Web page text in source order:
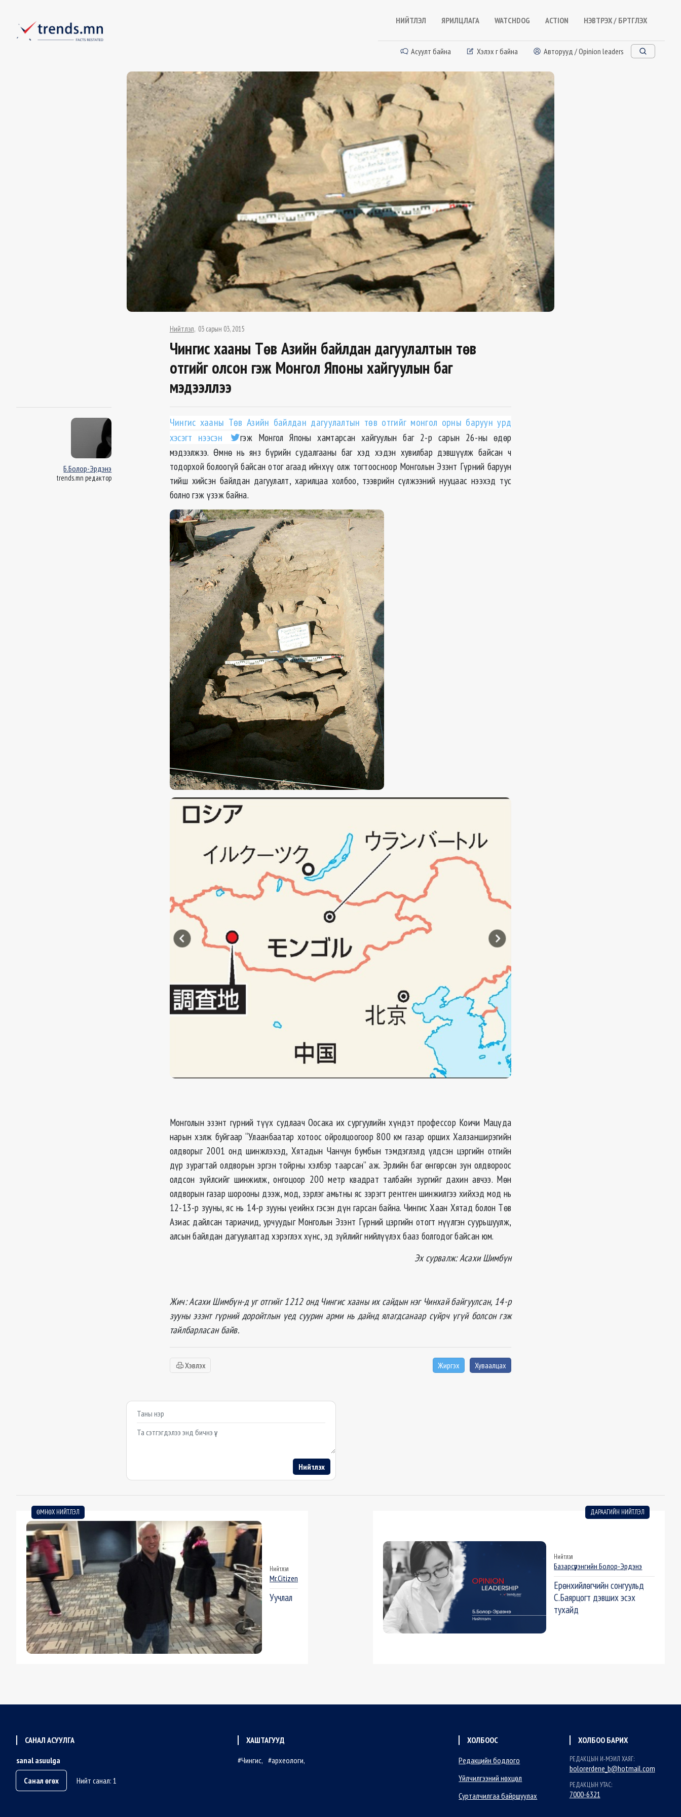
НИЙТЛЭЛ ЯРИЛЦЛАГА WATCHDOG ACTION НЭВТРЭХ / БҮРТГҮҮЛЭХ
Асуулт байна Хэлэх үг байна Авторууд / Opinion leaders
Нийтлэл 03 сарын 03, 2015
Чингис хааны Төв Азийн байлдан дагуулалтын төв
отгийг олсон гэж Монгол Японы хайгуулын баг
мэдээллээ
Б.Болор-Эрдэнэ
trends.mn редактор
Чингис хааны Төв Азийн байлдан дагуулалтын төв отгийг монгол орны баруун урд
хэсэгт нээсэн
гэж Монгол Японы хамтарсан хайгуулын баг 2-р сарын 26-ны өдөр
мэдээлжээ. Өмнө нь янз бүрийн судалгааны баг хэд хэдэн хувилбар дэвшүүлж байсан ч
тодорхой болоогүй байсан отог агаад ийнхүү олж тогтоосноор Монголын Эзэнт Гүрний баруун
тийш хийсэн байлдан дагуулалт, харилцаа холбоо, тээврийн сүлжээний нууцаас нээхэд тус
болно гэж үзэж байна.
Монголын эзэнт гүрний түүх судлаач Оосака их сургуулийн хүндэт профессор Коичи Мацүда
нарын хэлж буйгаар “Улаанбаатар хотоос ойролцоогоор 800 км газар орших Халзанширэгийн
олдворыг 2001 онд шинжлэхэд, Хятадын Чанчун бумбын тэмдэглэлд үлдсэн цэргийн отгийн
дүр зурагтай олдворын эргэн тойрны хэлбэр таарсан” аж. Эрлийн баг өнгөрсөн зун олдвороос
олдсон зүйлсийг шинжилж, онгоцоор 200 метр квадрат талбайн зургийг дахин авчээ. Мөн
олдворын газар шорооны дээж, мод, зэрлэг амьтны яс зэрэгт рентген шинжилгээ хийхэд мод нь
12-13-р зууны, яс нь 14-р зууны үеийнх гэсэн дүн гарсан байна. Чингис Хаан Хятад болон Төв
Азиас дайлсан тариачид, урчуудыг Монголын Эзэнт Гүрний цэргийн отогт нүүлгэн суурьшуулж,
алсын байлдан дагуулалтад хэрэглэх хүнс, эд зүйлийг нийлүүлэх бааз болгодог байсан юм.
Эх сурвалж: Асахи Шимбүн
Жич: Асахи Шимбүн-д уг отгийг 1212 онд Чингис хааны их сайдын нэг Чинхай байгуулсан, 14-р
зууны эзэнт гүрний доройтлын үед суурин арми нь дайнд ялагдсанаар сүйрч үгүй болсон гэж
тайлбарласан байв.
Хэвлэх Жиргэх Хуваалцах
Сэтгэгдэл бичих
Example textarea
Нийтлэх
ӨМНӨХ НИЙТЛЭЛ
Нийтлэл
Mr.Citizen
Уучлал
ДАРААГИЙН НИЙТЛЭЛ
Нийтлэл
Базарсүрэнгийн Болор-Эрдэнэ
Ерөнхийлөгчийн сонгуульд
С.Баярцогт дэвших эсэх
тухайд
САНАЛ АСУУЛГА
sanal asuulga
Санал өгөх
Нийт санал: 1
ХАШТАГУУД
Чингис
археологи
ХОЛБООС
Редакцийн бодлого
Үйлчилгээний нөхцөл
Сурталчилгаа байршуулах
ХОЛБОО БАРИХ
РЕДАКЦЫН И-МЭИЛ ХАЯГ:
bolorerdene_b@hotmail.com
РЕДАКЦЫН УТАС:
7000-6321